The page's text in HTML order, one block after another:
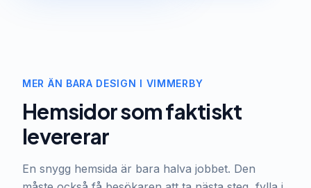
MER ÄN BARA DESIGN I VIMMERBY
Hemsidor som faktiskt
levererar
En snygg hemsida är bara halva jobbet. Den